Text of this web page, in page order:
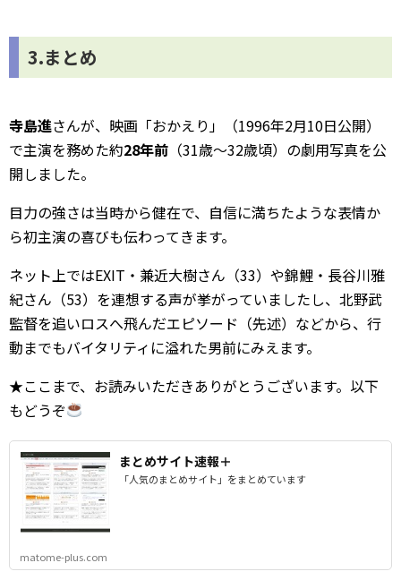
3.まとめ
寺島進さんが、映画「おかえり」（1996年2月10日公開）
で主演を務めた約28年前 （31歳～32歳頃）の劇用写真を公
開しました。
目力の強さは当時から健在で、自信に満ちたような表情か
ら初主演の喜びも伝わってきます。
ネット上ではEXIT・兼近大樹さん（33）や錦鯉・長谷川雅
紀さん（53）を連想する声が挙がっていましたし、北野武
監督を追いロスへ飛んだエピソード（先述）などから、行
動までもバイタリティに溢れた男前にみえます。
★ここまで、お読みいただきありがとうございます。以下
もどうぞ
まとめサイト速報＋
「人気のまとめサイト」をまとめています
matome-plus.com